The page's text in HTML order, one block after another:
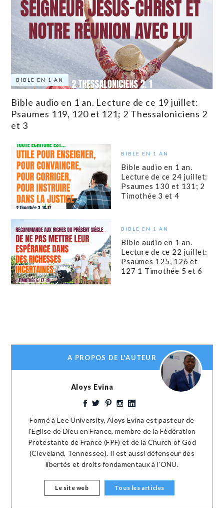
BIBLE EN 1 AN
Bible audio en 1 an. Lecture de ce 19 juillet:
Psaumes 119, 120 et 121; 2 Thessaloniciens 2
et 3
BIBLE EN 1 AN
Bible audio en 1 an.
Lecture de ce 24 juillet:
Psaumes 130 et 131; 2
Timothée 3 et 4
BIBLE EN 1 AN
Bible audio en 1 an.
Lecture de ce 22 juillet:
Psaumes 125, 126 et
127 1 Timothée 5 et 6
A PROPOS DE L'AUTEUR
Aloys Evina
Formé à Lee University, Aloys Evina est pasteur de
l'Eglise de Dieu en France, membre de la Fédération
Protestante de France (FPF) et de la Church of God
(Cleveland, Tennessee). Il est aussi défenseur des
libertés et droits fondamentaux à l'ONU.
Le site web Tous les articles